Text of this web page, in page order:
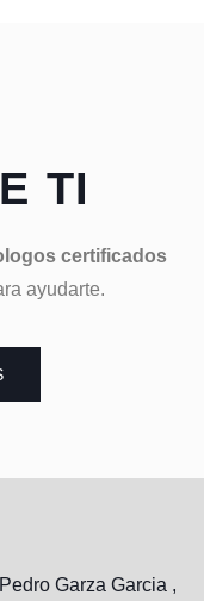
TI
certificados
ayudarte.
Garza Garcia ,